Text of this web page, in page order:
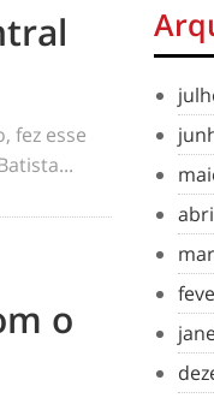
fez esse
o